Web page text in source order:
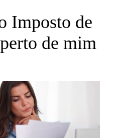
Imposto de
de mim